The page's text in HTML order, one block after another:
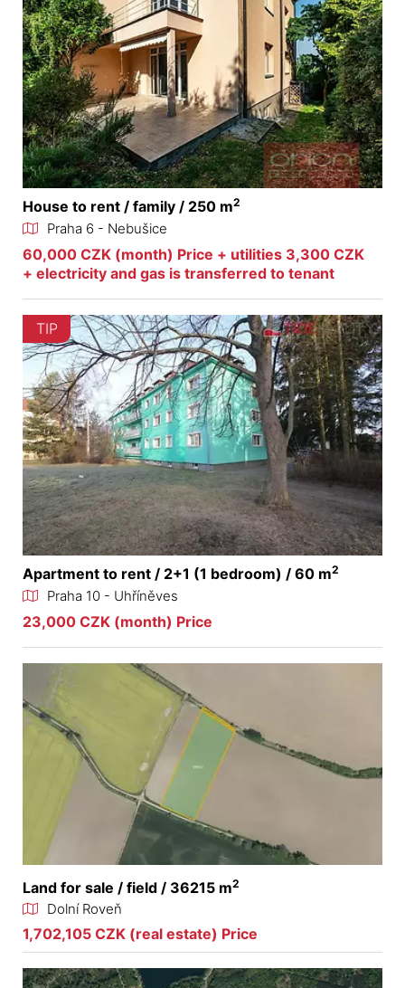
House to rent / family / 250 m2
Praha 6 - Nebušice
60,000 CZK (month) Price + utilities 3,300 CZK
+ electricity and gas is transferred to tenant
TIP
Apartment to rent / 2+1 (1 bedroom) / 60 m2
Praha 10 - Uhříněves
23,000 CZK (month) Price
Land for sale / field / 36215 m2
Dolní Roveň
1,702,105 CZK (real estate) Price